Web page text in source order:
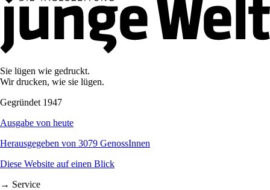
Sie lügen wie gedruckt.
Wir drucken, wie sie lügen.
Gegründet 1947
Ausgabe von heute
Herausgegeben von 3079 GenossInnen
Diese Website auf einen Blick
→ Service